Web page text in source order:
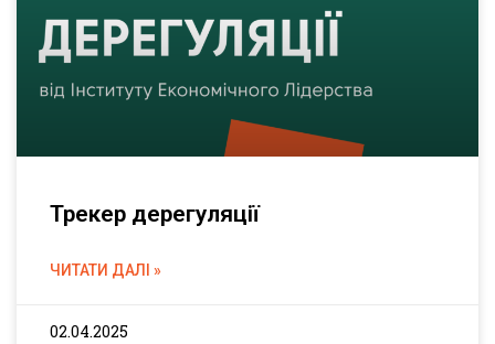
Трекер дерегуляції
ЧИТАТИ ДАЛІ »
02.04.2025